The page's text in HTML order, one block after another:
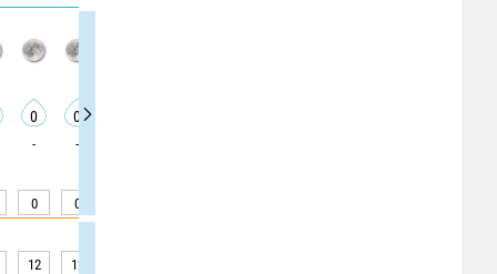
0 0
- -
0 0
12 12